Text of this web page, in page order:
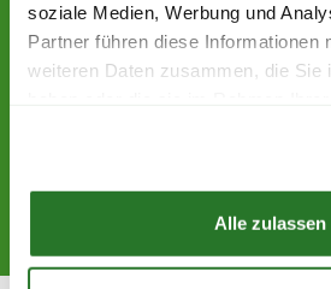
soziale Medien, Werbung und
Partner führen diese Informationen
weiteren Daten zusammen, die Sie
Alle zulassen
NEWSLETTER
Abonniere den kostenlosen
Jetzt abonnieren